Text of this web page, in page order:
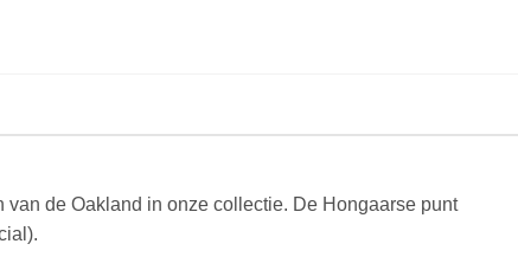
de Oakland in onze collectie. De Hongaarse punt